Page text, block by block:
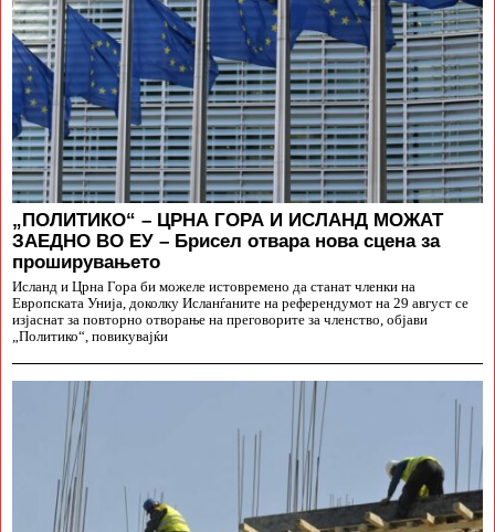
„ПОЛИТИКО“ – ЦРНА ГОРА И ИСЛАНД МОЖАТ
ЗАЕДНО ВО ЕУ – Брисел отвара нова сцена за
проширувањето
Исланд и Црна Гора би можеле истовремено да станат членки на
Европската Унија, доколку Исланѓаните на референдумот на 29 август се
изјаснат за повторно отворање на преговорите за членство, објави
„Политико“, повикувајќи